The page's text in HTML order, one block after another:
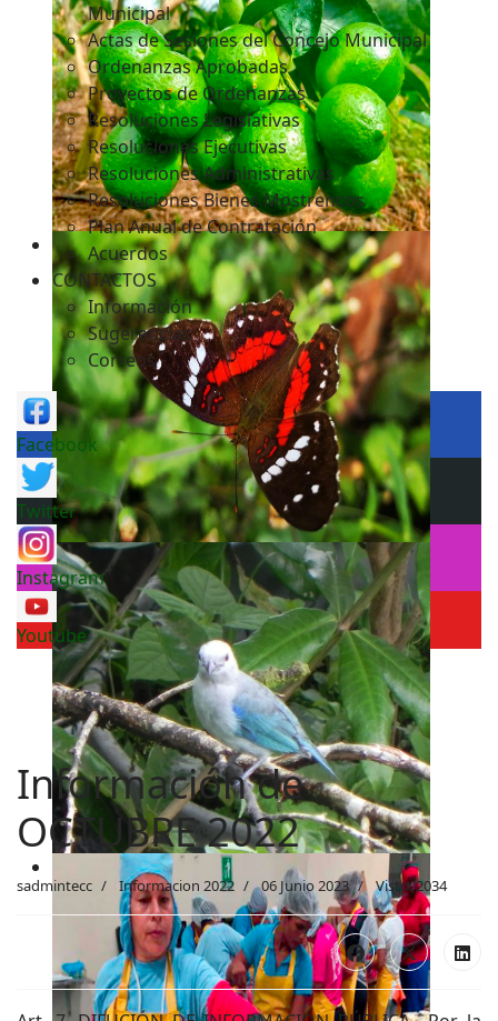
Municipal
Actas de Sesiones del Concejo Municipal
Ordenanzas Aprobadas
Proyectos de Ordenanzas
Resoluciones Legislativas
Resoluciones Ejecutivas
Resoluciones Administrativas
Resoluciones Bienes Mostrencos
Plan Anual de Contratación
Acuerdos
CONTACTOS
Información
Sugerencias
Correos
Facebook
Twitter
Instagram
Youtube
Información de
OCTUBRE 2022
sadmintecc Informacion 2022 06 Junio 2023 Visto: 2034